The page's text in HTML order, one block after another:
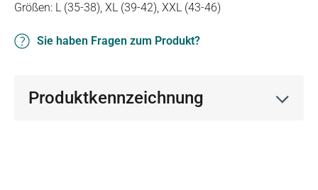
Größen: L (35-38), XL (39-42), XXL (43-46)
Sie haben Fragen zum Produkt?
Produktkennzeichnung